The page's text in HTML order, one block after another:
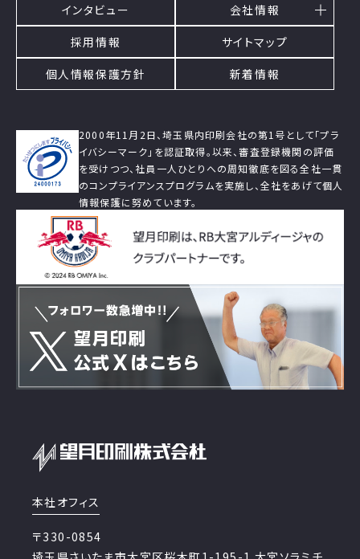
インタビュー
会社情報
採用情報
サイトマップ
個人情報保護方針
新着情報
2000年11月2日、埼玉県内印刷会社の第1号として「プラ
イバシーマーク」を認証取得。以来、審査登録機関の評価
を受けつつ、社員一人ひとりへの周知徹底を図る全社一貫
のコンプライアンスプログラムを実施し、全社をあげて個人
情報保護に努めています。
本社オフィス
〒330-0854